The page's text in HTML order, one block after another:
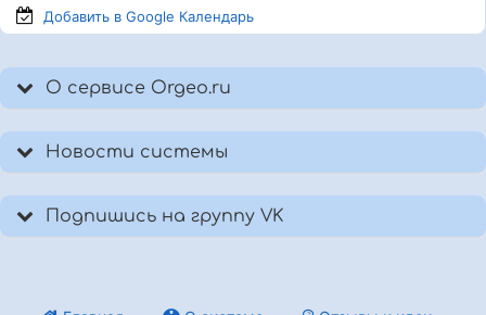
Добавить в Google Календарь
О сервисе Orgeo.ru
Новости системы
Подпишись на группу VK